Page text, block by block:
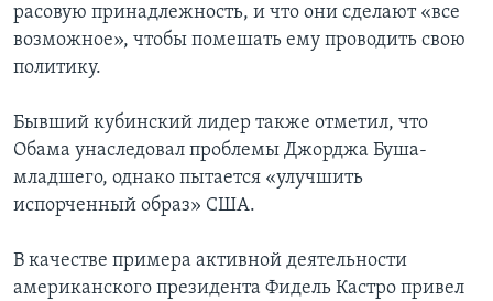
Learning English
Языки
расовую принадлежность, и что они сделают «все
возможное», чтобы помешать ему проводить свою
политику.
Бывший кубинский лидер также отметил, что
Обама унаследовал проблемы Джорджа Буша-
младшего, однако пытается «улучшить
испорченный образ» США.
В качестве примера активной деятельности
американского президента Фидель Кастро привел